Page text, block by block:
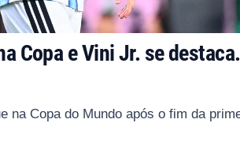
Copa e Vini Jr. se
na Copa do Mundo após o fim da